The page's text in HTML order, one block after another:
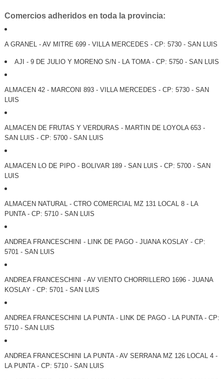
Comercios adheridos en toda la provincia:
A GRANEL - AV MITRE 699 - VILLA MERCEDES - CP: 5730 - SAN LUIS
AJI - 9 DE JULIO Y MORENO S/N - LA TOMA - CP: 5750 - SAN LUIS
ALMACEN 42 - MARCONI 893 - VILLA MERCEDES - CP: 5730 - SAN
LUIS
ALMACEN DE FRUTAS Y VERDURAS - MARTIN DE LOYOLA 653 -
SAN LUIS - CP: 5700 - SAN LUIS
ALMACEN LO DE PIPO - BOLIVAR 189 - SAN LUIS - CP: 5700 - SAN
LUIS
ALMACEN NATURAL - CTRO COMERCIAL MZ 131 LOCAL 8 - LA
PUNTA - CP: 5710 - SAN LUIS
ANDREA FRANCESCHINI - LINK DE PAGO - JUANA KOSLAY - CP:
5701 - SAN LUIS
ANDREA FRANCESCHINI - AV VIENTO CHORRILLERO 1696 - JUANA
KOSLAY - CP: 5701 - SAN LUIS
ANDREA FRANCESCHINI LA PUNTA - LINK DE PAGO - LA PUNTA - CP:
5710 - SAN LUIS
ANDREA FRANCESCHINI LA PUNTA - AV SERRANA MZ 126 LOCAL 4 -
LA PUNTA - CP: 5710 - SAN LUIS